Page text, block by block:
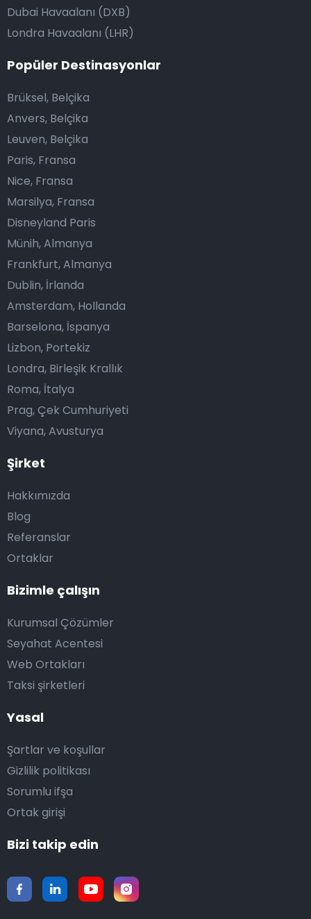
Şirket
Hakkımızda
Blog
Referanslar
Ortaklar
Bizimle çalışın
Kurumsal Çözümler
Seyahat Acentesi
Web Ortakları
Taksi şirketleri
Yasal
Şartlar ve koşullar
Gizlilik politikası
Sorumlu ifşa
Ortak girişi
Dubai Havaalanı (DXB)
Londra Havaalanı (LHR)
Popüler Destinasyonlar
Brüksel, Belçika
Anvers, Belçika
Leuven, Belçika
Paris, Fransa
Nice, Fransa
Marsilya, Fransa
Disneyland Paris
Münih, Almanya
Frankfurt, Almanya
Dublin, İrlanda
Amsterdam, Hollanda
Barselona, İspanya
Lizbon, Portekiz
Londra, Birleşik Krallık
Roma, İtalya
Prag, Çek Cumhuriyeti
Viyana, Avusturya
Bizi takip edin